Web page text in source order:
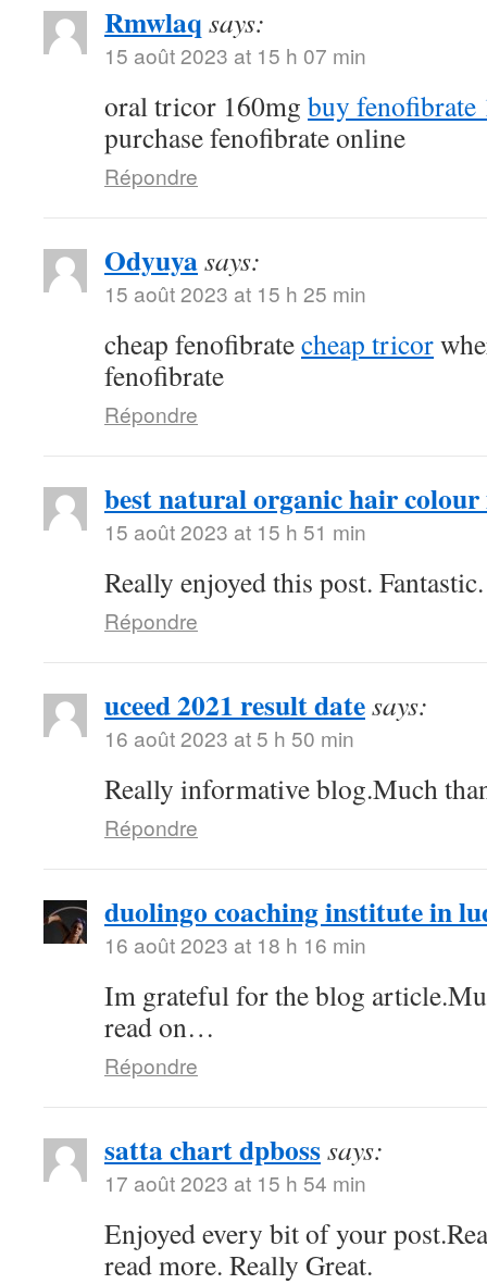
Rmwlaq says:
15 août 2023 at 15 h 07 min
oral tricor 160mg buy fenofibrate
purchase fenofibrate online
Répondre
Odyuyasays:
15 août 2023 at 15 h 25 min
cheap fenofibratecheap tricor
fenofibrate
Répondre
best natural organic hair
15 août 2023 at 15 h 51 min
Really enjoyed this post. Fantastic.
Répondre
uceed 2021 result datesays:
16 août 2023 at 5 h 50 min
Really informative blog.Much
Répondre
duolingo coaching institute in
16 août 2023 at 18 h 16 min
Im grateful for the blog
read on…
Répondre
satta chart dpbosssays:
17 août 2023 at 15 h 54 min
Enjoyed every bit of your
read more. Really Great.